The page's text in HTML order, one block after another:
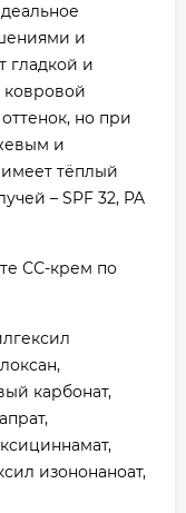
и
гладкой и
но при
и
тёплый
– SPF 32, PA
СС-крем по
карбонат,
изононаноат,